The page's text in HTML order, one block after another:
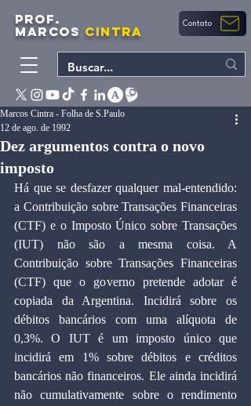
PROF.
MARCOS CINTRA Contato
Dez argumentos contra o novo
imposto
Marcos Cintra - Folha de S.Paulo
12 de ago. de 1992
Há que se desfazer qualquer mal-entendido:
a Contribuição sobre Transações Financeiras
(CTF) e o Imposto Único sobre Transações
(IUT) não são a mesma coisa. A
Contribuição sobre Transações Financeiras
(CTF) que o governo pretende adotar é
copiada da Argentina. Incidirá sobre os
débitos bancários com uma alíquota de
0,3%. O IUT é um imposto único que
incidirá em 1% sobre débitos e créditos
bancários não financeiros. Ele ainda incidirá
não cumulativamente sobre o rendimento